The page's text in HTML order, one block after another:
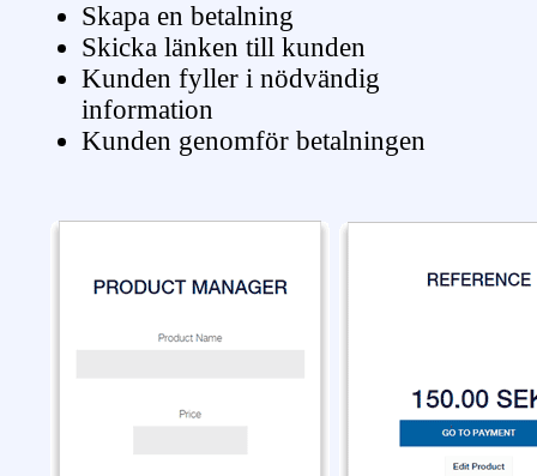
Skapa en betalning
Skicka länken till kunden
Kunden fyller i nödvändig
information
Kunden genomför betalningen